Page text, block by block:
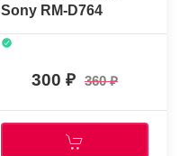
Sony RM-D764
300 360